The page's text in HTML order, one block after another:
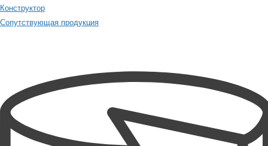
Конструктор
Сопутствующая продукция